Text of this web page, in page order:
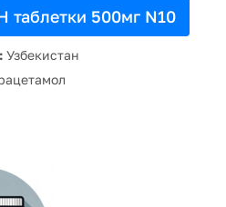
500мг N10
Узбекистан